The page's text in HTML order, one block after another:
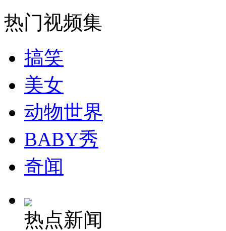
热门视频集
搞笑
美女
动物世界
BABY秀
奇闻
热点新闻